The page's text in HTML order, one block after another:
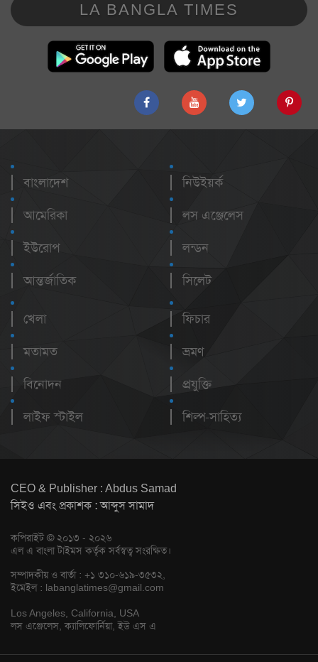
LA BANGLA TIMES
বাংলাদেশ
আমেরিকা
ইউরোপ
আন্তর্জাতিক
নিউইয়র্ক
লস এঞ্জেলেস
লন্ডন
সিলেট
খেলা
মতামত
বিনোদন
লাইফ স্টাইল
ফিচার
ভ্রমণ
প্রযুক্তি
শিল্প-সাহিত্য
CEO & Publisher : Abdus Samad
সিইও এবং প্রকাশক : আব্দুস সামাদ
কপিরাইট © ২০১৩ - ২০২৬
এল এ বাংলা টাইমস কর্তৃক সর্বস্বত্ব সংরক্ষিত।
সম্পাদকীয় ও বার্তা : +১ ৩১০-৬১৯-৩৫৩২,
ইমেইল : labanglatimes@gmail.com
Los Angeles, California, USA
লস এঞ্জেলেস, ক্যালিফোর্নিয়া, ইউ এস এ